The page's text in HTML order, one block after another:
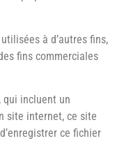
à d’autres fins,
fins commerciales
qui incluent un
site internet, ce site
ce fichier